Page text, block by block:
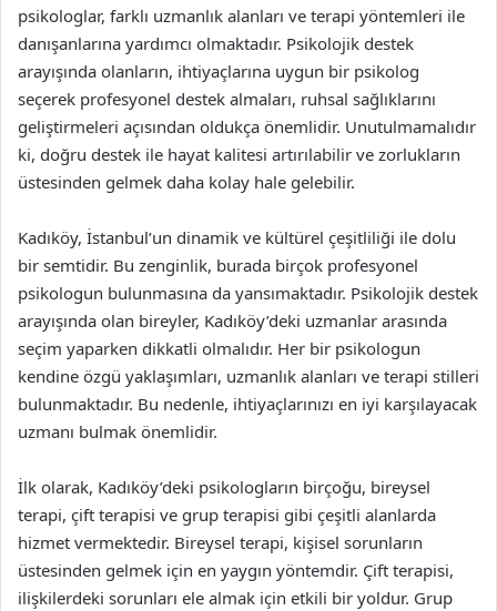
psikologlar, farklı uzmanlık alanları ve terapi yöntemleri ile
danışanlarına yardımcı olmaktadır. Psikolojik destek
arayışında olanların, ihtiyaçlarına uygun bir psikolog
seçerek profesyonel destek almaları, ruhsal sağlıklarını
geliştirmeleri açısından oldukça önemlidir. Unutulmamalıdır
ki, doğru destek ile hayat kalitesi artırılabilir ve zorlukların
üstesinden gelmek daha kolay hale gelebilir.
Kadıköy, İstanbul’un dinamik ve kültürel çeşitliliği ile dolu
bir semtidir. Bu zenginlik, burada birçok profesyonel
psikologun bulunmasına da yansımaktadır. Psikolojik destek
arayışında olan bireyler, Kadıköy’deki uzmanlar arasında
seçim yaparken dikkatli olmalıdır. Her bir psikologun
kendine özgü yaklaşımları, uzmanlık alanları ve terapi stilleri
bulunmaktadır. Bu nedenle, ihtiyaçlarınızı en iyi karşılayacak
uzmanı bulmak önemlidir.
İlk olarak, Kadıköy’deki psikologların birçoğu, bireysel
terapi, çift terapisi ve grup terapisi gibi çeşitli alanlarda
hizmet vermektedir. Bireysel terapi, kişisel sorunların
üstesinden gelmek için en yaygın yöntemdir. Çift terapisi,
ilişkilerdeki sorunları ele almak için etkili bir yoldur. Grup